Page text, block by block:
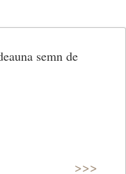
semn de
>>>